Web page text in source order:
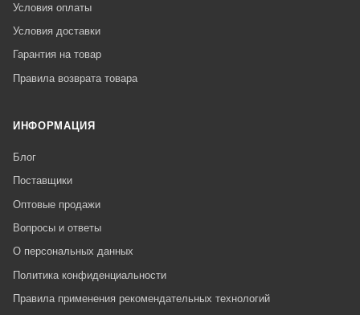
Условия оплаты
Условия доставки
Гарантия на товар
Правила возврата товара
ИНФОРМАЦИЯ
Блог
Поставщики
Оптовые продажи
Вопросы и ответы
О персональных данных
Политика конфиденциальности
Правила применения рекомендательных технологий